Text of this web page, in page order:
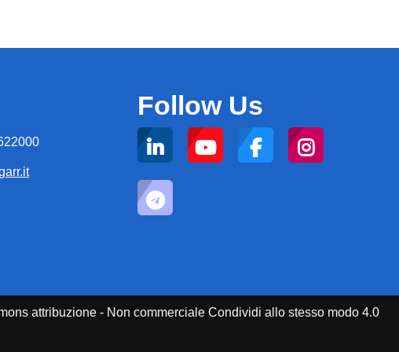
Follow Us
attribuzione - Non commerciale Condividi allo stesso modo 4.0